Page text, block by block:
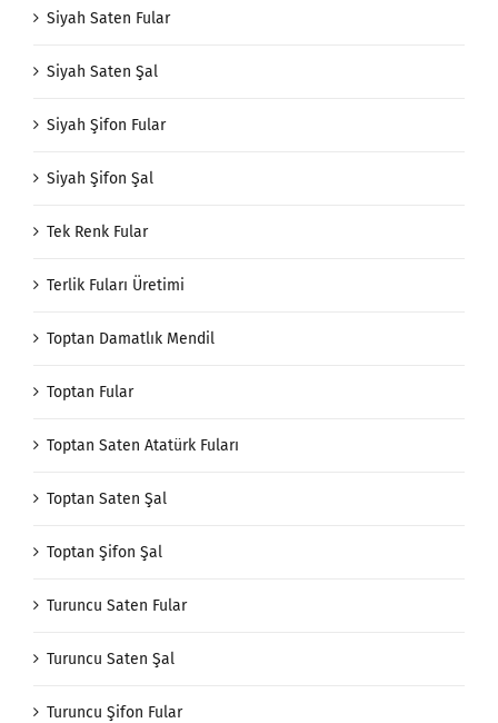
Siyah Saten Fular
Siyah Saten Şal
Siyah Şifon Fular
Siyah Şifon Şal
Tek Renk Fular
Terlik Fuları Üretimi
Toptan Damatlık Mendil
Toptan Fular
Toptan Saten Atatürk Fuları
Toptan Saten Şal
Toptan Şifon Şal
Turuncu Saten Fular
Turuncu Saten Şal
Turuncu Şifon Fular